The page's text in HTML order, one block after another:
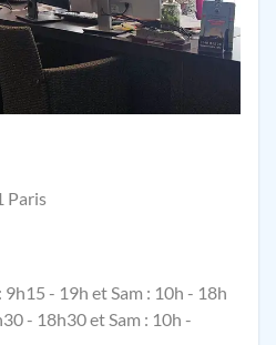
Paris
9h15 - 19h et Sam : 10h - 18h
- 18h30 et Sam : 10h -